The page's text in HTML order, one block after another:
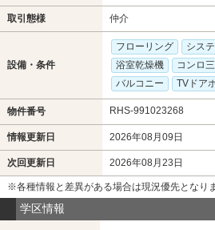
取引態様 仲介
設備・条件
フローリング シス
浴室乾燥機
コンロ
バルコニー
TVドア
物件番号 RHS-991023268
情報更新日 2026年08月09日
次回更新日 2026年08月23日
※各種情報と差異がある場合は現況優先となり
学区情報